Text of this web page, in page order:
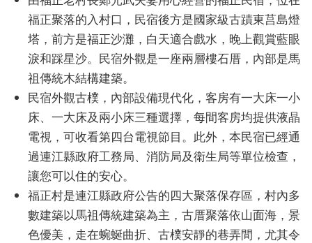
福正聚落的入村口，民宿後方是國家級古蹟東莒島燈
塔，前方是福正沙灘，白天適合戲水，晚上觀賞藍眼
淚和踩星沙。民宿外觀是一座兩層樓石厝，內部是馬
祖傳統木結構建築。
民宿外觀古樸，內部設備現代化，客房有一大床一小
床、一大床及兩小床三種選擇，每間客房均提供液晶
電視，可收看第四台電視節目。此外，本民宿已經通
過連江縣政府工務局、消防局及衛生局等單位檢查，
讓您可以住的安心。
福正村是連江縣政府公告的四大聚落保存區，村內多
數建築以馬祖傳統建築為主，古厝聚落依山面海，景
色優美，走在蜿蜒曲折、古樸安靜的巷弄間，尤其令